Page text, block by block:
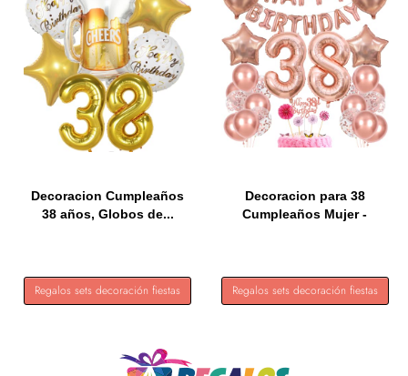
Decoracion Cumpleaños
38 años, Globos de...
Regalos sets decoración fiestas
Decoracion para 38
Cumpleaños Mujer -
Regalos sets decoración fiestas